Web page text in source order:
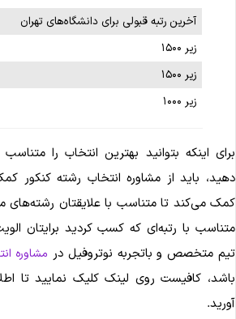
آخرین رتبه قبولی برای دانشگاه‌های تهران
زیر ۱۵۰۰
زیر ۱۵۰۰
زیر ۱۰۰۰
اینکه بتوانید بهترین انتخاب را متناسب
باید از مشاوره انتخاب رشته کنکور
می‌کند تا متناسب با علایقتان رشته‌های
با رتبه‌ای که کسب کردید برایتان
متخصص و باتجربه نوتروفیل در مشاوره
کافیست روی لینک کلیک نمایید تا